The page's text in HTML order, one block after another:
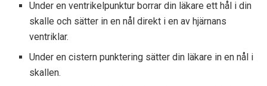
Under en ventrikelpunktur borrar din läkare ett hål i din
skalle och sätter in en nål direkt i en av hjärnans
ventriklar.
Under en cistern punktering sätter din läkare in en nål i
skallen.